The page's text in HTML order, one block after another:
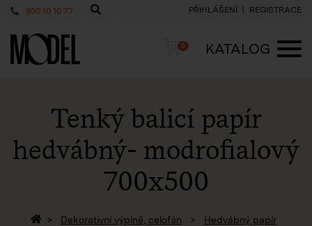
800 10 10 77 PŘIHLÁŠENÍ REGISTRACE
PackShop Košík
0
KATALOG
Tenký balicí papír
hedvábný- modrofialový
700x500
Zpět na homepage
Dekorativní výplně, celofán Hedvábný papír